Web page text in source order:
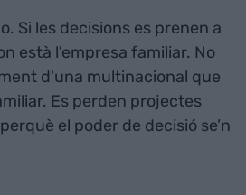
Si les decisions es prenen a
està l'empresa familiar. No
d'una multinacional que
Es perden projectes
el poder de decisió se’n